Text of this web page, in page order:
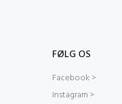
FØLG OS
Facebook >
Instagram >